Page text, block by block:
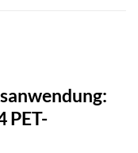
PET-